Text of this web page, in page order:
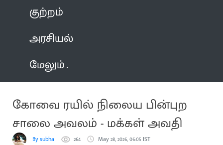
குற்றம்
அரசியல்
மேலும்
கோவை ரயில் நிலைய பின்புற
சாலை அவலம் - மக்கள் அவதி
By subha 264 May 28, 2026, 06:05 IST